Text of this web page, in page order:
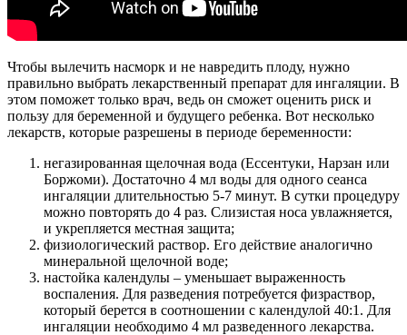
Чтобы вылечить насморк и не навредить плоду, нужно
правильно выбрать лекарственный препарат для ингаляции. В
этом поможет только врач, ведь он сможет оценить риск и
пользу для беременной и будущего ребенка. Вот несколько
лекарств, которые разрешены в периоде беременности:
негазированная щелочная вода (Ессентуки, Нарзан или
Боржоми). Достаточно 4 мл воды для одного сеанса
ингаляции длительностью 5-7 минут. В сутки процедуру
можно повторять до 4 раз. Слизистая носа увлажняется,
и укрепляется местная защита;
физиологический раствор. Его действие аналогично
минеральной щелочной воде;
настойка календулы – уменьшает выраженность
воспаления. Для разведения потребуется физраствор,
который берется в соотношении с календулой 40:1. Для
ингаляции необходимо 4 мл разведенного лекарства.